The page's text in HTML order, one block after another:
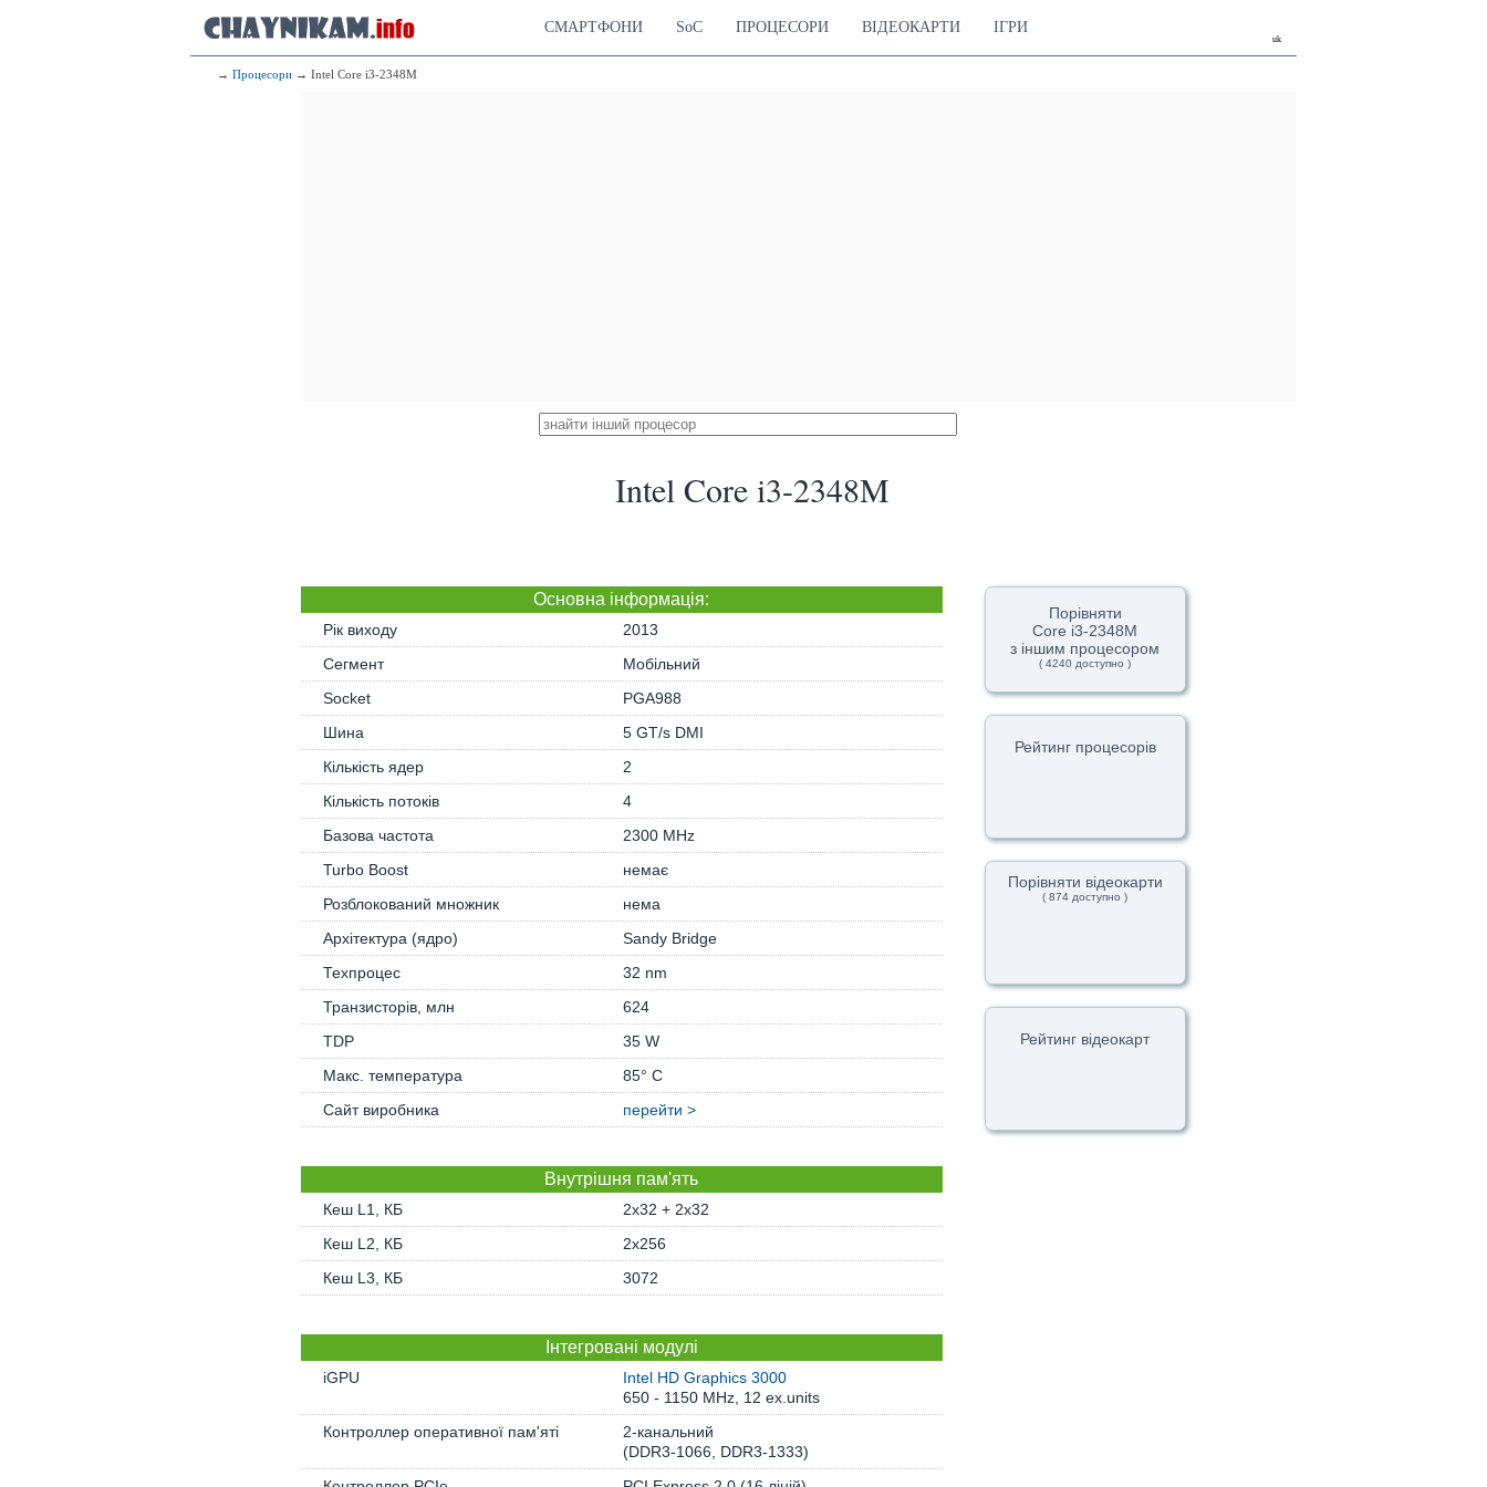
uk
СМАРТФОНИ SoC ПРОЦЕСОРИ ВІДЕОКАРТИ ІГРИ
→ Процесори → Intel Core i3-2348M
Intel Core i3-2348M
Основна iнформація:
Рік виходу
2013
Сегмент
Мобільний
Socket
PGA988
Шина
5 GT/s DMI
Кількість ядер
2
Кількість потоків
4
Базова частота
2300 MHz
Turbo Boost
немає
Розблокований множник
нема
Архітектура (ядро)
Sandy Bridge
Техпроцес
32 nm
Транзисторів, млн
624
TDP
35 W
Макс. температура
85° C
Сайт виробника
перейти >
Внутрішня пам'ять
Кеш L1, КБ
2x32 + 2x32
Кеш L2, КБ
2x256
Кеш L3, КБ
3072
Інтегровані модулі
iGPU
Intel HD Graphics 3000
650 - 1150 MHz, 12 ex.units
Контроллер оперативної пам'яті
2-канальний
(DDR3-1066, DDR3-1333)
Порівняти
Core i3-2348M
з іншим процесором
( 4240 доступно )
Рейтинг процесорів
Порівняти відеокарти
( 874 доступно )
Рейтинг відеокарт